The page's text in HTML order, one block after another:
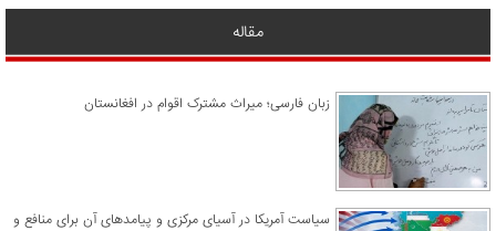
مقاله
زبان فارسی؛ میراث مشترک اقوام در افغانستان
سیاست آمریکا در آسیای مرکزی و پیامدهای آن برای منافع و